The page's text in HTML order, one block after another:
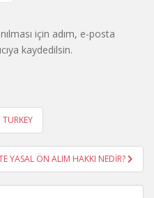
için adım, e-posta
kaydedilsin.
YASAL ÖN ALIM HAKKI NEDİR?